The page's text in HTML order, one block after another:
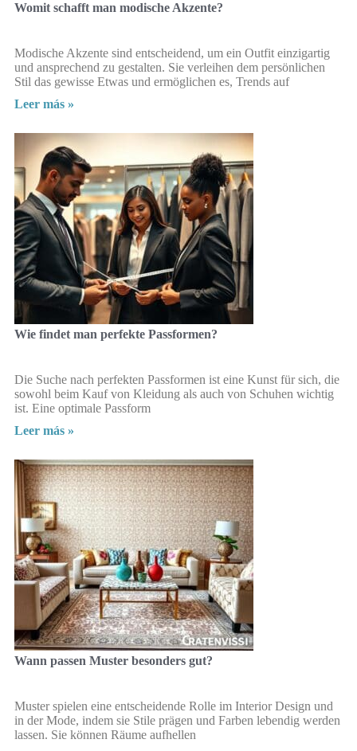
Womit schafft man modische Akzente?
Modische Akzente sind entscheidend, um ein Outfit einzigartig
und ansprechend zu gestalten. Sie verleihen dem persönlichen
Stil das gewisse Etwas und ermöglichen es, Trends auf
Leer más »
Wie findet man perfekte Passformen?
Die Suche nach perfekten Passformen ist eine Kunst für sich, die
sowohl beim Kauf von Kleidung als auch von Schuhen wichtig
ist. Eine optimale Passform
Leer más »
Wann passen Muster besonders gut?
Muster spielen eine entscheidende Rolle im Interior Design und
in der Mode, indem sie Stile prägen und Farben lebendig werden
lassen. Sie können Räume aufhellen